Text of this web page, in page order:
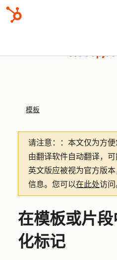
模板
请注意： ：本文仅为方便
由翻译软件自动翻译，
英文版应被视为官方版
信息。您可以在此处访问
在模板或片
化标记